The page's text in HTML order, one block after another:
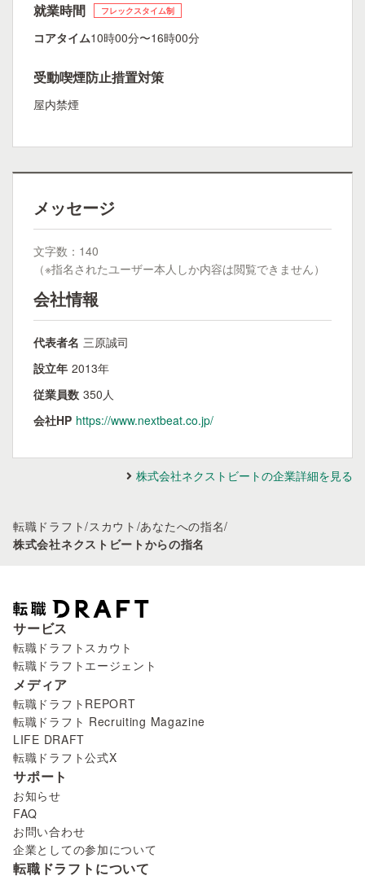
就業時間 フレックスタイム制
コアタイム10時00分〜16時00分
受動喫煙防止措置対策
屋内禁煙
メッセージ
文字数：140
（※指名されたユーザー本人しか内容は閲覧できません）
会社情報
代表者名 三原誠司
設立年 2013年
従業員数 350人
会社HP https://www.nextbeat.co.jp/
株式会社ネクストビートの企業詳細を見る
転職ドラフト/スカウト /あなたへの指名/
株式会社ネクストビートからの指名
サービス
転職ドラフトスカウト
転職ドラフトエージェント
メディア
転職ドラフトREPORT
転職ドラフト Recruiting Magazine
LIFE DRAFT
転職ドラフト公式X
サポート
お知らせ
FAQ
お問い合わせ
企業としての参加について
転職ドラフトについて